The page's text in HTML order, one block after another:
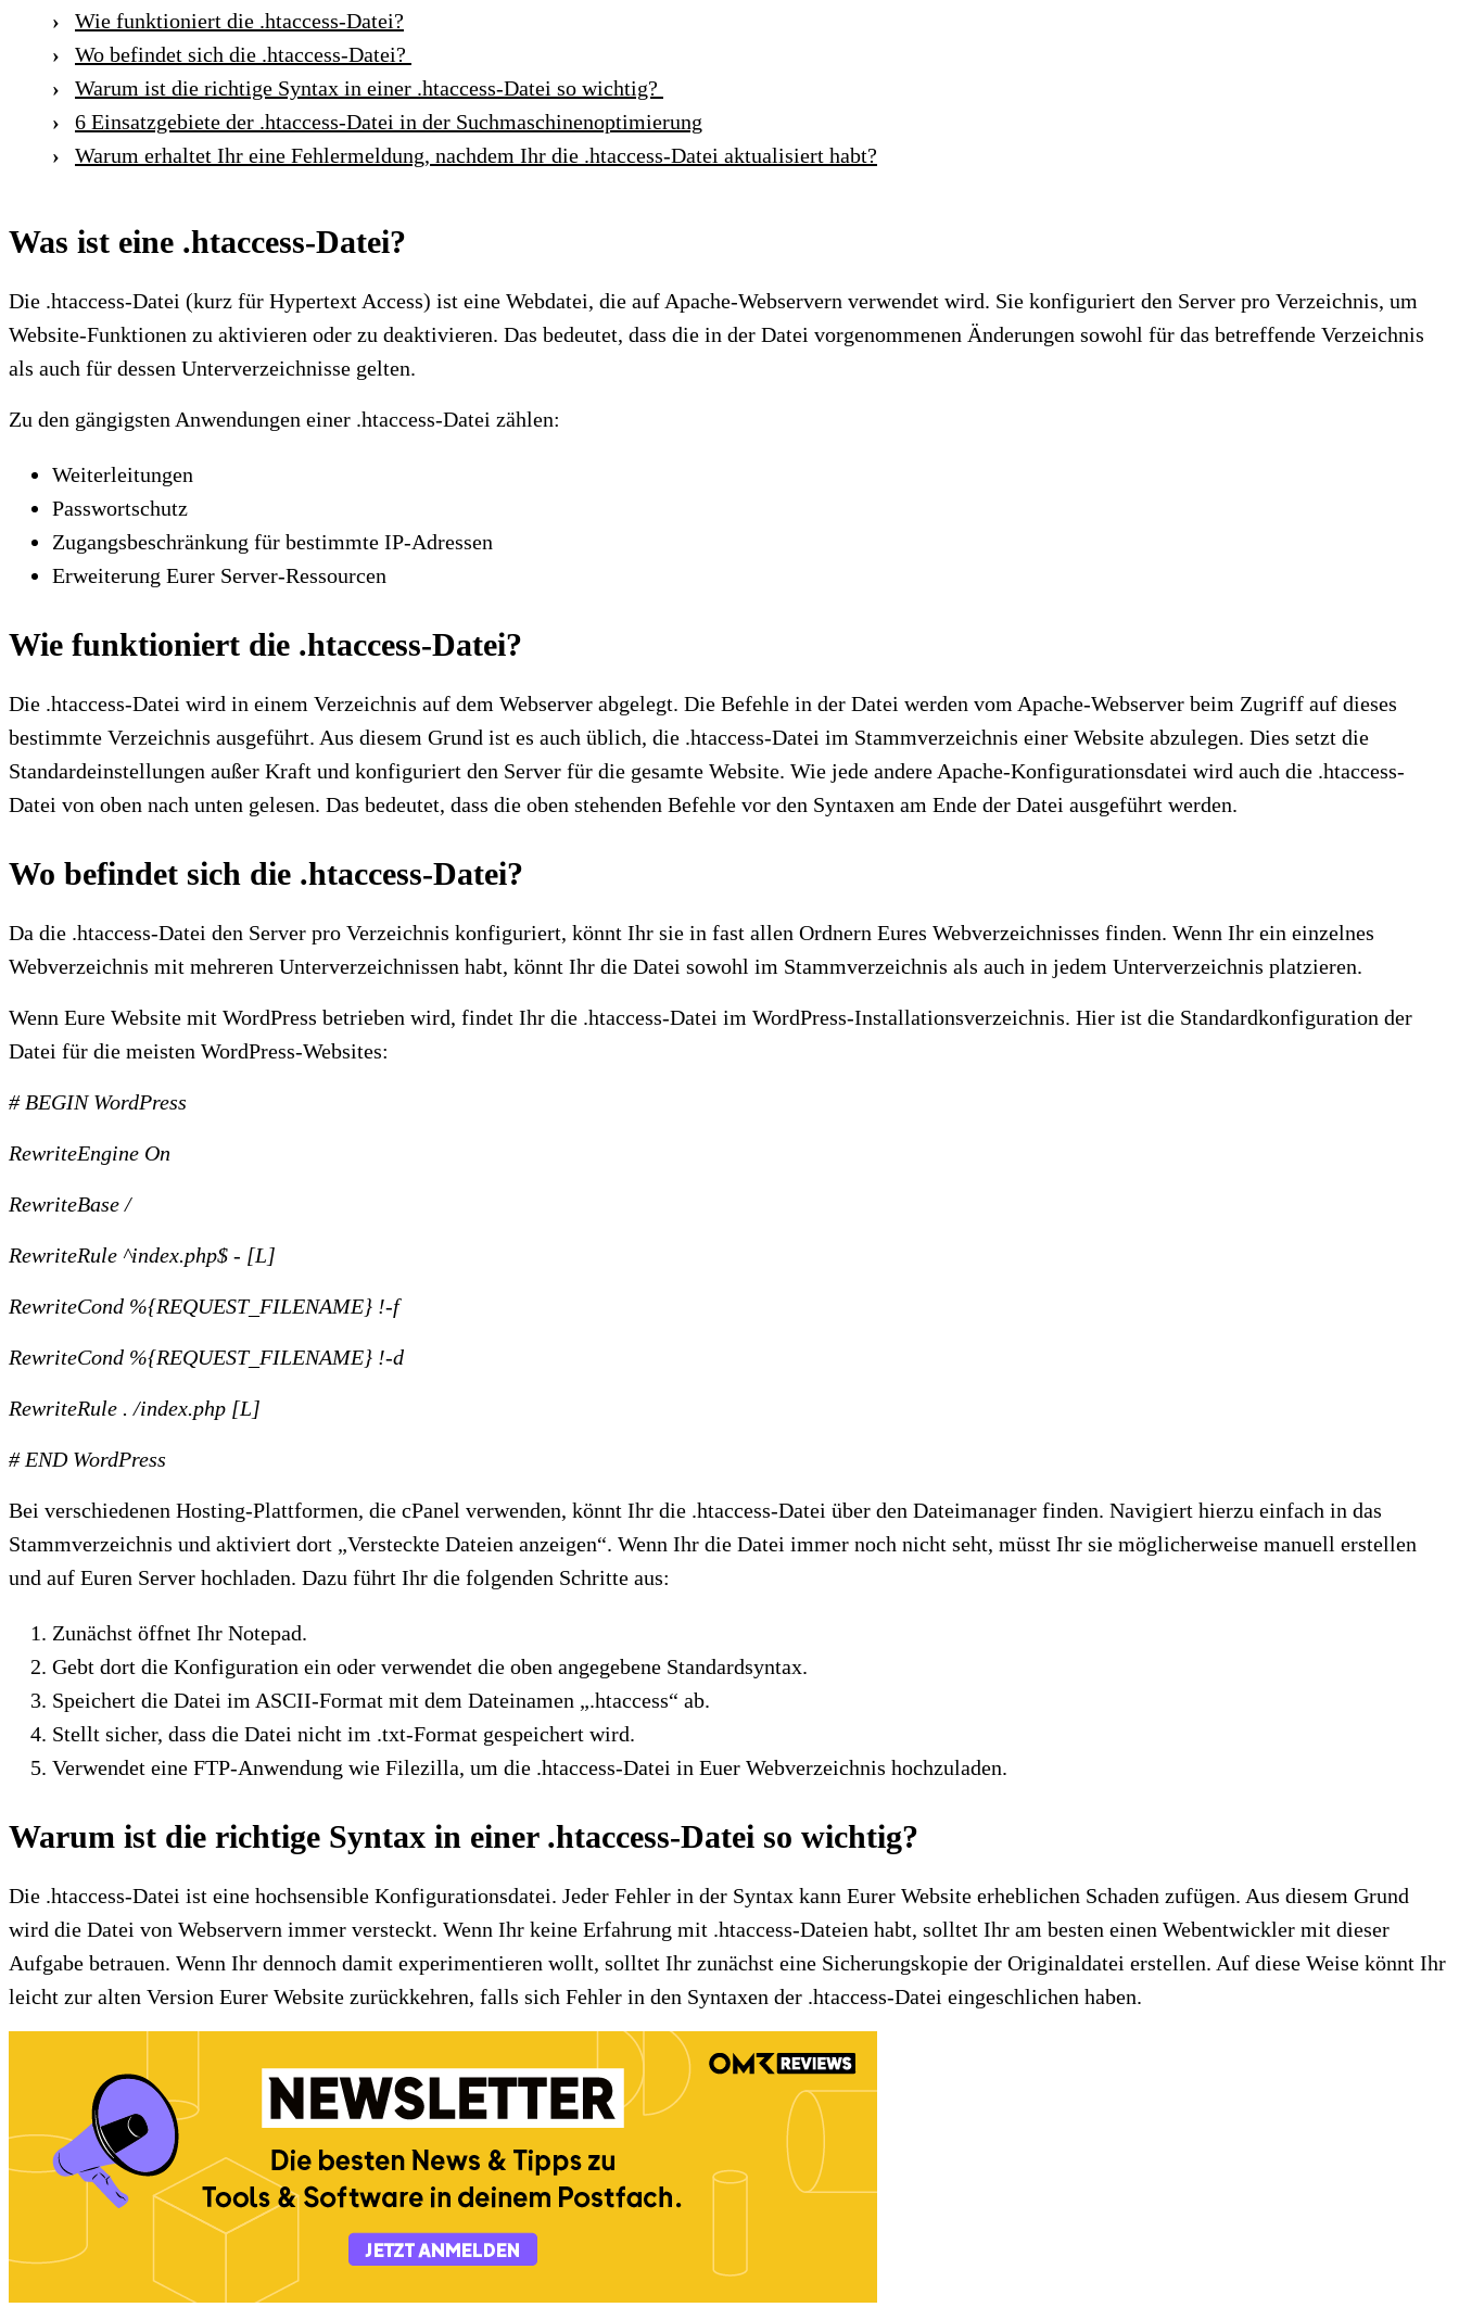
Wie funktioniert die .htaccess-Datei?
Wo befindet sich die .htaccess-Datei?
Warum ist die richtige Syntax in einer .htaccess-Datei so wichtig?
6 Einsatzgebiete der .htaccess-Datei in der Suchmaschinenoptimierung
Warum erhaltet Ihr eine Fehlermeldung, nachdem Ihr die .htaccess-Datei aktualisiert habt?
Was ist eine .htaccess-Datei?
Die .htaccess-Datei (kurz für Hypertext Access) ist eine Webdatei, die auf Apache-Webservern verwendet wird. Sie konfiguriert den Server pro Verzeichnis, um
Website-Funktionen zu aktivieren oder zu deaktivieren. Das bedeutet, dass die in der Datei vorgenommenen Änderungen sowohl für das betreffende Verzeichnis
als auch für dessen Unterverzeichnisse gelten.
Zu den gängigsten Anwendungen einer .htaccess-Datei zählen:
Weiterleitungen
Passwortschutz
Zugangsbeschränkung für bestimmte IP-Adressen
Erweiterung Eurer Server-Ressourcen
Wie funktioniert die .htaccess-Datei?
Die .htaccess-Datei wird in einem Verzeichnis auf dem Webserver abgelegt. Die Befehle in der Datei werden vom Apache-Webserver beim Zugriff auf dieses
bestimmte Verzeichnis ausgeführt. Aus diesem Grund ist es auch üblich, die .htaccess-Datei im Stammverzeichnis einer Website abzulegen. Dies setzt die
Standardeinstellungen außer Kraft und konfiguriert den Server für die gesamte Website. Wie jede andere Apache-Konfigurationsdatei wird auch die .htaccess-
Datei von oben nach unten gelesen. Das bedeutet, dass die oben stehenden Befehle vor den Syntaxen am Ende der Datei ausgeführt werden.
Wo befindet sich die .htaccess-Datei?
Da die .htaccess-Datei den Server pro Verzeichnis konfiguriert, könnt Ihr sie in fast allen Ordnern Eures Webverzeichnisses finden. Wenn Ihr ein einzelnes
Webverzeichnis mit mehreren Unterverzeichnissen habt, könnt Ihr die Datei sowohl im Stammverzeichnis als auch in jedem Unterverzeichnis platzieren.
Wenn Eure Website mit WordPress betrieben wird, findet Ihr die .htaccess-Datei im WordPress-Installationsverzeichnis. Hier ist die Standardkonfiguration der
Datei für die meisten WordPress-Websites:
# BEGIN WordPress
RewriteEngine On
RewriteBase /
RewriteRule ^index.php$ - [L]
RewriteCond %{REQUEST_FILENAME} !-f
RewriteCond %{REQUEST_FILENAME} !-d
RewriteRule . /index.php [L]
# END WordPress
Bei verschiedenen Hosting-Plattformen, die cPanel verwenden, könnt Ihr die .htaccess-Datei über den Dateimanager finden. Navigiert hierzu einfach in das
Stammverzeichnis und aktiviert dort „Versteckte Dateien anzeigen“. Wenn Ihr die Datei immer noch nicht seht, müsst Ihr sie möglicherweise manuell erstellen
und auf Euren Server hochladen. Dazu führt Ihr die folgenden Schritte aus:
Zunächst öffnet Ihr Notepad.
Gebt dort die Konfiguration ein oder verwendet die oben angegebene Standardsyntax.
Speichert die Datei im ASCII-Format mit dem Dateinamen „.htaccess“ ab.
Stellt sicher, dass die Datei nicht im .txt-Format gespeichert wird.
Verwendet eine FTP-Anwendung wie Filezilla, um die .htaccess-Datei in Euer Webverzeichnis hochzuladen.
Warum ist die richtige Syntax in einer .htaccess-Datei so wichtig?
Die .htaccess-Datei ist eine hochsensible Konfigurationsdatei. Jeder Fehler in der Syntax kann Eurer Website erheblichen Schaden zufügen. Aus diesem Grund
wird die Datei von Webservern immer versteckt. Wenn Ihr keine Erfahrung mit .htaccess-Dateien habt, solltet Ihr am besten einen Webentwickler mit dieser
Aufgabe betrauen. Wenn Ihr dennoch damit experimentieren wollt, solltet Ihr zunächst eine Sicherungskopie der Originaldatei erstellen. Auf diese Weise könnt Ihr
leicht zur alten Version Eurer Website zurückkehren, falls sich Fehler in den Syntaxen der .htaccess-Datei eingeschlichen haben.